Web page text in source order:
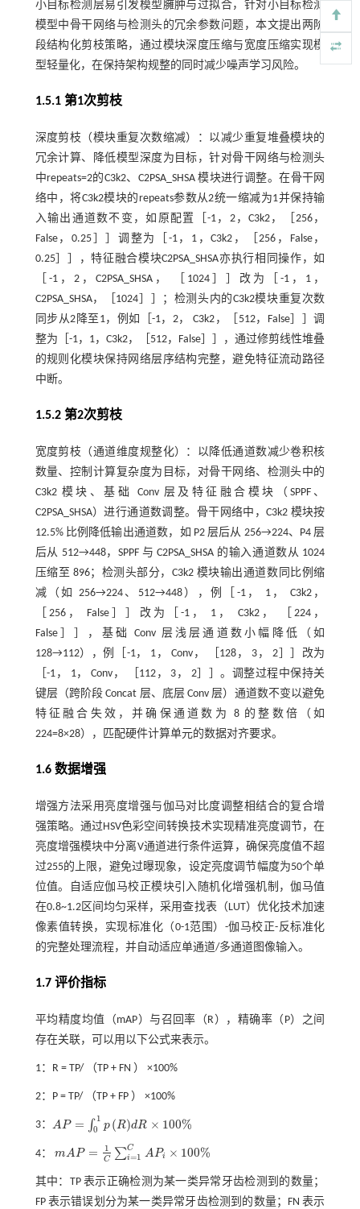
小目标检测层易引发模型臃肿与过拟合，针对小目标检测
模型中骨干网络与检测头的冗余参数问题，本文提出两阶
段结构化剪枝策略，通过模块深度压缩与宽度压缩实现模
型轻量化，在保持架构规整的同时减少噪声学习风险。
1.5.1 第1次剪枝
深度剪枝（模块重复次数缩减）：以减少重复堆叠模块的
冗余计算、降低模型深度为目标，针对骨干网络与检测头
中repeats=2的C3k2、C2PSA_SHSA 模块进行调整。在骨干网
络中，将C3k2模块的repeats参数从2统一缩减为1并保持输
入输出通道数不变，如原配置［-1，2，C3k2，［256，
False，0.25］］调整为［-1，1，C3k2，［256，False，
0.25］］，特征融合模块C2PSA_SHSA亦执行相同操作，如
［-1，2，C2PSA_SHSA， ［1024］］改为［-1，1，
C2PSA_SHSA，［1024］］；检测头内的C3k2模块重复次数
同步从2降至1，例如［-1，2， C3k2，［512，False］］调
整为［-1，1，C3k2，［512，False］］，通过修剪线性堆叠
的规则化模块保持网络层序结构完整，避免特征流动路径
中断。
1.5.2 第2次剪枝
宽度剪枝（通道维度规整化）：以降低通道数减少卷积核
数量、控制计算复杂度为目标，对骨干网络、检测头中的
C3k2 模块、基础 Conv 层及特征融合模块（SPPF、
C2PSA_SHSA）进行通道数调整。骨干网络中，C3k2 模块按
12.5% 比例降低输出通道数，如 P2 层后从 256→224、P4 层
后从 512→448，SPPF 与 C2PSA_SHSA 的输入通道数从 1024
压缩至 896；检测头部分，C3k2 模块输出通道数同比例缩
减（如 256→224、512→448），例［-1， 1， C3k2，
［256， False］］改为［-1， 1， C3k2， ［224，
False］］，基础 Conv 层浅层通道数小幅降低（如
128→112），例［-1， 1， Conv， ［128， 3， 2］］改为
［-1， 1， Conv， ［112， 3， 2］］。调整过程中保持关
键层（跨阶段 Concat 层、底层 Conv 层）通道数不变以避免
特征融合失效，并确保通道数为 8 的整数倍（如
224=8×28），匹配硬件计算单元的数据对齐要求。
1.6 数据增强
增强方法采用亮度增强与伽马对比度调整相结合的复合增
强策略。通过HSV色彩空间转换技术实现精准亮度调节，在
亮度增强模块中分离V通道进行条件运算，确保亮度值不超
过255的上限，避免过曝现象，设定亮度调节幅度为50个单
位值。自适应伽马校正模块引入随机化增强机制，伽马值
在0.8~1.2区间均匀采样，采用查找表（LUT）优化技术加速
像素值转换，实现标准化（0-1范围）-伽马校正-反标准化
的完整处理流程，并自动适应单通道/多通道图像输入。
1.7 评价指标
平均精度均值（mAP）与召回率（R），精确率（P）之间
存在关联，可以用以下公式来表示。
1：R = TP/ （TP + FN ） ×100%
2：P = TP/ （TP + FP ） ×100%
3： A P = ∫ 1
0
p ( R)dR × 100%
AP=∫ 01 Rd R×100%
4： m A P = 1
C ∑C
i=1 A Pi × 100%
mAP=1 C∑ =1 CA Pi×100%
其中：TP 表示正确检测为某一类异常牙齿检测到的数量；
FP 表示错误划分为某一类异常牙齿检测到的数量；FN 表示